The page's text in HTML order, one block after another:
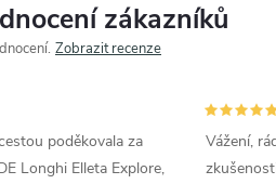
zákazníků
Zobrazit recenze
poděkovala za
Longhi Elleta Explore,
Vážení,